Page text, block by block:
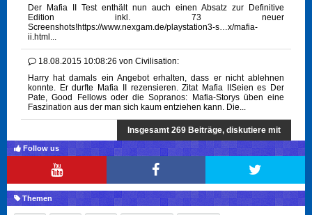
Der Mafia II Test enthält nun auch einen Absatz zur Definitive
Edition inkl. 73 neuer
Screenshots!https://www.nexgam.de/playstation3-s…x/mafia-
ii.html...
18.08.2015 10:08:26 von Civilisation:
Harry hat damals ein Angebot erhalten, dass er nicht ablehnen
konnte. Er durfte Mafia II rezensieren. Zitat Mafia IISeien es Der
Pate, Good Fellows oder die Sopranos: Mafia-Storys üben eine
Faszination aus der man sich kaum entziehen kann. Die...
Insgesamt 269 Beiträge, diskutiere mit
Follow us
Themen